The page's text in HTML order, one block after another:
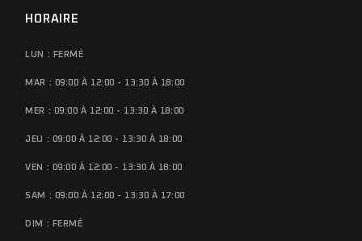
HORAIRE
LUN : FERMÉ
MAR : 09:00 À 12:00 - 13:30 À 18:00
MER : 09:00 À 12:00 - 13:30 À 18:00
JEU : 09:00 À 12:00 - 13:30 À 18:00
VEN : 09:00 À 12:00 - 13:30 À 18:00
SAM : 09:00 À 12:00 - 13:30 À 17:00
DIM : FERMÉ